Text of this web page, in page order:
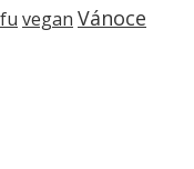
vegan Vánoce